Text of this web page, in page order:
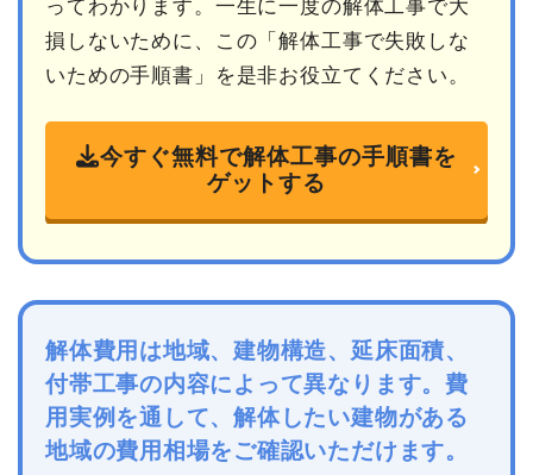
ってわかります。一生に一度の解体工事で大
損しないために、この「解体工事で失敗しな
いための手順書」を是非お役立てください。
今すぐ無料で解体工事の手順書を
ゲットする
解体費用は地域、建物構造、延床面積、
付帯工事の内容によって異なります。費
用実例を通して、解体したい建物がある
地域の費用相場をご確認いただけます。